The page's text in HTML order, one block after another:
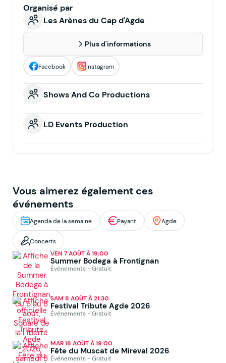
Organisé par
Les Arènes du Cap d'Agde
Plus d'informations
Facebook Instagram
Shows And Co Productions
LD Events Production
Vous aimerez également ces
événements
Agenda de la semaine Payant Agde
Concerts
VEN 7 AOÛT À 19:00
Summer Bodega à Frontignan
Événements - Gratuit
SAM 8 AOÛT À 21:30
Festival Tribute Agde 2026
Événements - Gratuit
MAR 18 AOÛT À 19:00
Fête du Muscat de Mireval 2026
Événements - Gratuit